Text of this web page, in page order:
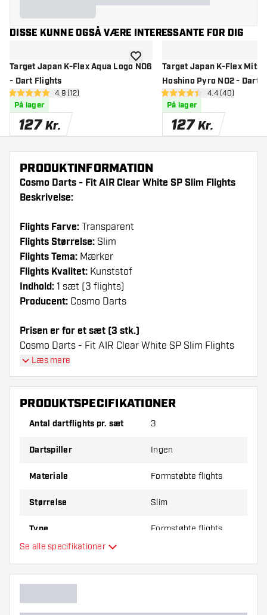
DISSE KUNNE OGSÅ VÆRE INTERESSANTE FOR DIG
Target Japan K-Flex Aqua Logo NO6
- Dart Flights
åbn anmeldelsespanel
4.9 bedømmelsesstjerner
4.9 (12)
På lager
127 Kr.
tilføje til ønskeliste
Target Japan K-Flex
Hoshino Pyro NO2 - Dart
åbn
4.4 bedømmelsesstjerner
4.4 (40)
På lager
127 Kr.
PRODUKTINFORMATION
Cosmo Darts - Fit AIR Clear White SP Slim Flights
Beskrivelse:
Flights Farve: Transparent
Flights Størrelse: Slim
Flights Tema: Mærker
Flights Kvalitet: Kunststof
Indhold: 1 sæt (3 flights)
Producent: Cosmo Darts
Prisen er for et sæt (3 stk.)
Cosmo Darts - Fit AIR Clear White SP Slim Flights
flights har en lang levetid. Disse flights kan kun
bruges sammen med Cosmo Fit Shafts.
Dartshopper-tip!
Sørg for, at du har masser af flights og shafts
knækket ved brug.
anden tykkelse på flights for at finde ud af,
Læs mere
PRODUKTSPECIFIKATIONER
Antal dartflights pr. sæt 3
Dartspiller Ingen
Materiale Formstøbte flights
Størrelse Slim
Type Formstøbte flights
Hovedfarve
Se alle specifikationer